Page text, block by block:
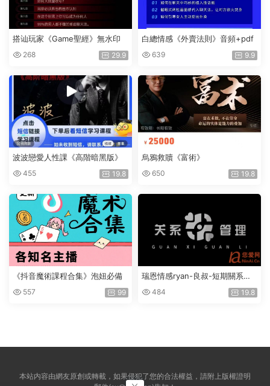
搭讪玩家《Game聖經》無水印
268 29.9
白總情感《外賣法則》音頻+pdf
639 9.9
波波戀愛人性課《高階暗黑版》
455 19.8
烏鴉救贖《富術》
650 19.8
《抖音魔術課程合集》泡妞必備
557 99
瑞恩情感ryan-良叔-短期關系管
理 484 19.8
本站内容由網友原創或轉載，如果侵犯了您的合法權益，請附上版權證明